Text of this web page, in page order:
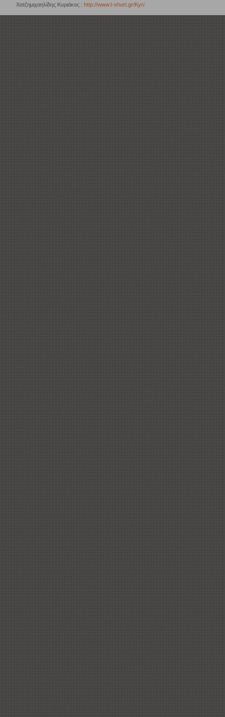
Χατζημιχαηλίδης Κυριάκος : http://www.t-short.gr/Kyr/